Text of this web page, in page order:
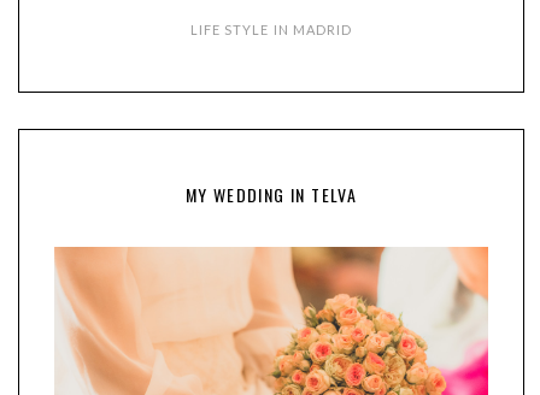
LIFE STYLE IN MADRID
MY WEDDING IN TELVA